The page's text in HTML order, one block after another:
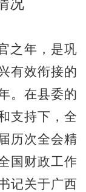
况
之年，是巩
有效衔接的
。 在县委的
支持下，全
历次全会精
国财政工作
记关于广西